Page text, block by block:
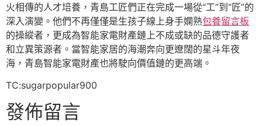
火相傳的人才培養，青島工匠們正在完成一場從“工”到“匠”的
深入演變。他們不再僅僅是生孩子線上身手嫻熟包養留言板
的操縱者，更成為智能家電財產鏈上不成或缺的品德守護者
和立異策源者。當智能家居的海潮奔向更遼闊的星斗年夜
海，青島智能家電財產也將駛向價值鏈的更高端。
TC:sugarpopular900
發佈留言